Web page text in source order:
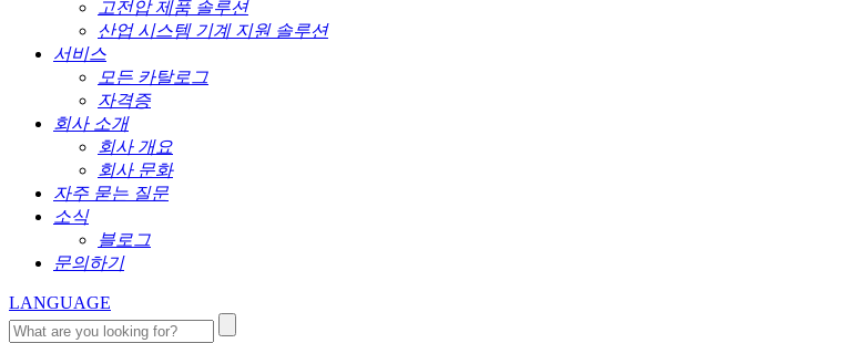
고전압 제품 솔루션
산업 시스템 기계 지원 솔루션
서비스
모든 카탈로그
자격증
회사 소개
회사 개요
회사 문화
자주 묻는 질문
소식
블로그
문의하기
LANGUAGE